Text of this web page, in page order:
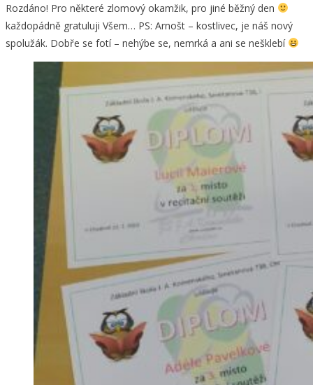
Rozdáno! Pro některé zlomový okamžik, pro jiné běžný den
každopádně gratuluji Všem… PS: Arnošt – kostlivec, je náš nový
spolužák. Dobře se fotí – nehýbe se, nemrká a ani se nešklebí